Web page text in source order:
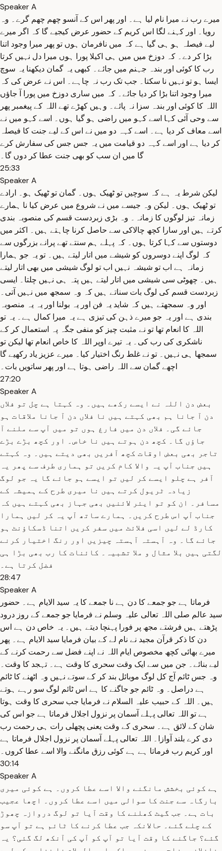
Speaker A
میرے رب نے میرا نام لیا ہے۔ اور پھر اس کے آنسو چھم چھم گرے۔ وہ
رویا۔ اور کہنے لگا اس کریم کے حضور عرض کیجیے گا کہ اگر میرے
لیے فیصلہ ہو ہی گیا ہے کہ میں نافرمان ہوں تو پھر میرا وجود اتنا
بڑا کر دے۔ کہ دوزخ میں میں ہی اکیلا پورا ہوں میرا دل نہیں کرتا
رب کا کوئی اور بندہ جہنم میں جائے۔ کبھی یہ گمان دیکھنا یہ سوچ
ایسا ہو تو نہیں نا سکتا۔ جب تک رب نہ چاہے۔ اس نے عرض کی کہ
میرا وجود اتنا بڑا کر دیا جائے۔ کہ میں ساری دوزخ میں پورا آ جاؤں
اللہ کا کوئی اور بندہ سزا نہ پائے۔ وہیں کھڑے تھے اللہ کے پیغمبر پھر
سے وحی آئی کہا اسے کہو میں راضی ہو گیا ہوں۔ اسے کہو میں نے
اسے معاف کر دیا ہے۔ اسے کہہ دو میں نے اس کے لیے جنت کا فیصلہ
کر دیا ہے اور اسے کہہ دو قیامت میں یہ جس جس کی سفارش کرے
گا میں ان سب کو بھی جنت عطا کر دوں گا۔
25:33
Speaker A
لیکن شرط یہ ہے کہ سوچیں تو ٹھیک ہوں۔ گمان تو ٹھیک ہو۔ ارادے
تو ٹھیک ہوں۔ لیکن وہ جیسے میں نے شروع میں عرض کیا نا ہمارے
زمانہ تیز لوگوں کا زمانہ۔ وہ بڑی زبردست قسم کی منصوبہ بندی
کرتے ہیں اور سارا کچھ چالاکی سے حاصل کرنا چاہتے ہیں۔ اکثر میں
دوستوں سے کہا کرتا ہوں۔ کہ پہلے ہم سنتے تھے پرانے بزرگوں سے
کہ لوگ اپنے دوسروں کو شیشے میں اتار لیتے ہیں۔ تو یہ جو ہمارا
زمانہ ہے اب تو شیشہ نہیں اب تو لوگ شیشی میں بھی اتار لیتے
ہیں۔ چھوٹی سی شیشی میں اتار لیتے ہیں پتہ ہی نہیں چلتا۔ ایسی
زبردست قسم کی لوگ بات سناتے ہیں کہ وہ سمجھ میں نہیں آتی۔
اور وہ سمجھتے ہیں کہ شاید یہ فن اور یہ بولنا اور یہ یہ منصوبہ
بندی ہے اور یہ جو میرے ذہن کی تیزی ہے یہ میرا کمال ہے۔ یہ تو
اللہ کا انعام تھا تو نے مثبت چیز کو منفی جگہ پہ استعمال کر کے
ناشکری کی رب کی۔ یہ تیرے اوپر اللہ کا خاص انعام تھا لیکن تو
سمجھا ہی نہیں۔ تو نے غلط رنگ اختیار کیا۔ میرے عزیز یاد رکھیے گا
اچھے گمان سے اللہ راضی ہوتا ہے اور پھر ساتویں بات۔
27:20
Speaker A
بعض دن اللہ نے ایسے رکھے ہیں۔ وہ کہتا ہے چل تو فلاں
دن آ جانا ہم بھی کہتے ہیں نا فلاں دن آ جانا ملاقات ہو
جائے گی۔ فلاں دن میں فارغ ہوں تو میں آپ سے ملنے آ
جاؤں گا۔ کچھ دن ہوتے ہیں نا خاص۔ اور کچھ بڑے بڑے
تاجر بھی بعض اوقات کچھ آفریں بھی دیتے ہیں۔ وہ کہتے
ہیں جناب آپ یہ والا کام کریں تو ہماری طرف سے پھر یہ
آفر ہے چلو ایسے کر لیں تو ایسے ہو جائے گا یہ جو لوگ
زیادہ ٹریول کرتے ہیں نا میری طرح کے ہمیشہ کے
مسافر۔ ان کو تو ایئر لائنیں بھی جہاز بھی کہتے ہیں کہ
جناب آپ اس طرح کریں۔ ہمارے ساتھ آپ یہ کر لیں ہمارا
کارڈ لے لیں اسی فلائٹ میں سفر کریں اتنا ڈسکاؤنٹ ہو
جائے گا۔ وہ آہستہ آہستہ چیزیں اور رنگ اختیار کرنے
لگتی ہیں بلا مثال و ملا تشبیہ۔ کائنات کا رب بھی بڑا ہی
فضل کرتا ہے۔
28:47
Speaker A
فرماتا ہے جو جمعے کا دن ہے نا جمعے کا یہ سید الایام ہے۔ حضور
سید عالم صلی اللہ تعالی علیہ وسلم نے فرمایا جو جمعے کے روز درود
پڑھتے ہیں فرشتے مجھ پر فورا پہنچا دیتے ہیں۔ یہ خاص دن ہے اس
دن کا ذکر قرآن مجید نے نام لے کے بیان فرمایا سید الایام ہے۔ پھر
میرے بھائی کچھ مخصوص ایام اللہ نے اپنے فضل سے رحمت کرنے کے
لیے بنائے۔ جن میں سے ایک وقت سحری کا وقت ہے۔ تہجد کا وقت۔
وہ جس ٹائم آج کل لوگ موبائل بند کر کے سوتے نہیں وہ اٹھنے کا ٹائم
ہے دراصل۔ وہ ٹائم جو جاگنے کا ہے اس ٹائم لوگ سو رہے ہوتے
ہیں۔ اللہ کے حبیب علیہ السلام نے فرمایا جب سحری کا وقت ہوتا
ہے تو اللہ تعالی پہلے آسمان پر نزول اجلال فرماتا ہے جو اس کی
شان کے لائق ہے۔ سحری کے وقت یعنی پچھلی رات ہی رحمت رب
دی کرے بلند آوازا۔ اللہ تعالی پہلے آسمان پر نزول اجلال فرماتا ہے
اور کریم رب فرماتا ہے ہے کوئی رزق مانگنے والا اسے عطا کروں۔
30:14
Speaker A
ہے کوئی بخشش مانگنے والا اسے عطا کروں۔ ہے کوئی میری
بارگاہ سے جنت کا سوالی میں اسے عطا کروں۔ اچھا عجیب
بات ہے۔ جب گیٹ کھلنے کا وقت آیا تو لوگ دروازہ چھوڑ
کے چلے گئے۔ حالانکہ جب عطا کرنے کا ٹائم ہے تو آپ سو
گئے؟ جاگنے کا وقت آیا تو آپ کو آپ کی آنکھ لگ گئی؟ یہ